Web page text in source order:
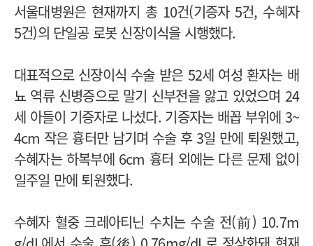
서울대병원은 현재까지 총 10건(기증자 5건, 수혜자
5건)의 단일공 로봇 신장이식을 시행했다.
대표적으로 신장이식 수술 받은 52세 여성 환자는 배
뇨 역류 신병증으로 말기 신부전을 앓고 있었으며 24
세 아들이 기증자로 나섰다. 기증자는 배꼽 부위에 3~
4cm 작은 흉터만 남기며 수술 후 3일 만에 퇴원했고,
수혜자는 하복부에 6cm 흉터 외에는 다른 문제 없이
일주일 만에 퇴원했다.
수혜자 혈중 크레아티닌 수치는 수술 전(前) 10.7m